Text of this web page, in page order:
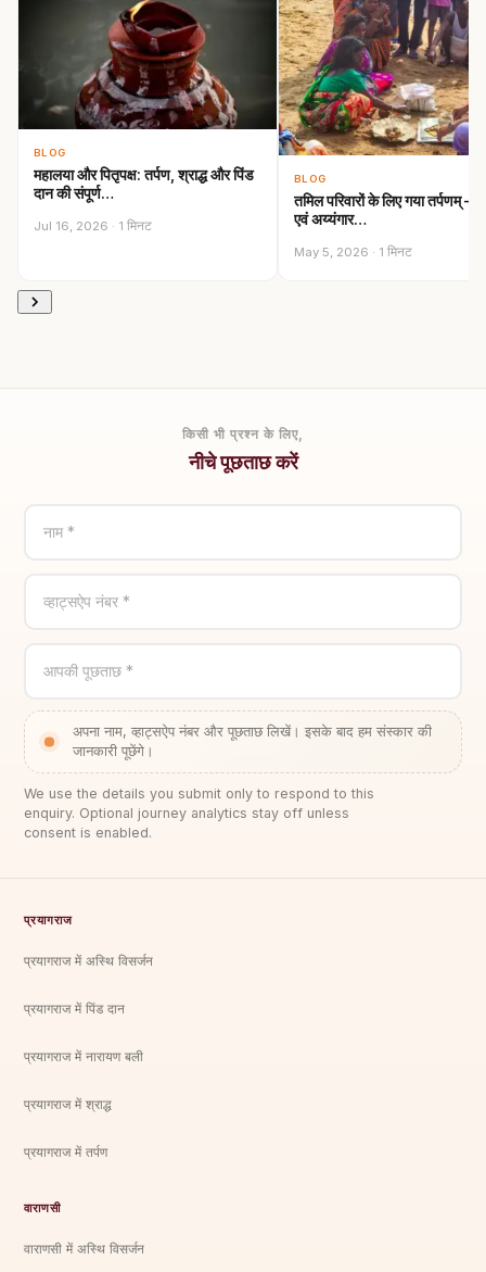
BLOG
महालया और पितृपक्ष: तर्पण, श्राद्ध और पिंड
दान की संपूर्ण…
Jul 16, 2026 · 1 मिनट
BLOG
तमिल परिवारों के लिए गया तर्पणम् —
एवं अय्यंगार…
May 5, 2026 · 1 मिनट
किसी भी प्रश्न के लिए,
नीचे पूछताछ करें
नाम *
व्हाट्सऐप नंबर *
आपकी पूछताछ *
अपना नाम, व्हाट्सऐप नंबर और पूछताछ लिखें। इसके बाद हम संस्कार की
जानकारी पूछेंगे।
We use the details you submit only to respond to this
enquiry. Optional journey analytics stay off unless
consent is enabled.
प्रयागराज
प्रयागराज में अस्थि विसर्जन
प्रयागराज में पिंड दान
प्रयागराज में नारायण बली
प्रयागराज में श्राद्ध
प्रयागराज में तर्पण
वाराणसी
वाराणसी में अस्थि विसर्जन